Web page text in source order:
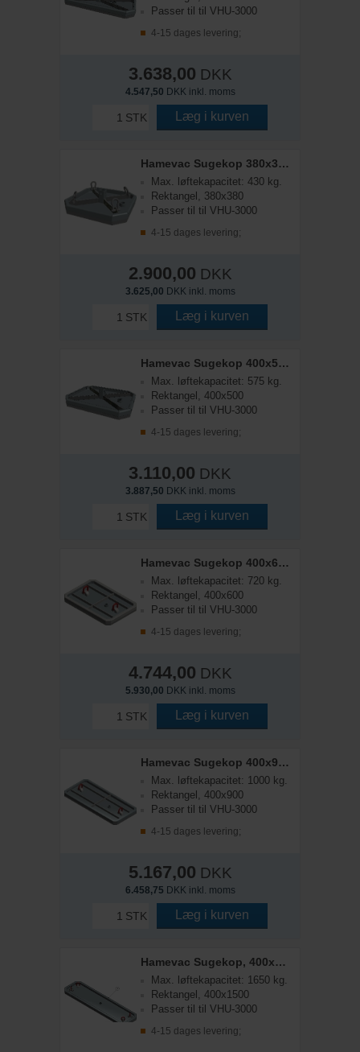
Passer til til VHU-3000
4-15 dages levering;
3.638,00 DKK
4.547,50 DKK inkl. moms
STK Læg i kurven
Hamevac Sugekop 380x380 mm, t/ VHU-3000
Max. løftekapacitet: 430 kg.
Rektangel, 380x380
Passer til til VHU-3000
4-15 dages levering;
2.900,00 DKK
3.625,00 DKK inkl. moms
STK Læg i kurven
Hamevac Sugekop 400x500 mm, t/ VHU-3000
Max. løftekapacitet: 575 kg.
Rektangel, 400x500
Passer til til VHU-3000
4-15 dages levering;
3.110,00 DKK
3.887,50 DKK inkl. moms
STK Læg i kurven
Hamevac Sugekop 400x600 mm, t/ VHU-3000
Max. løftekapacitet: 720 kg.
Rektangel, 400x600
Passer til til VHU-3000
4-15 dages levering;
4.744,00 DKK
5.930,00 DKK inkl. moms
STK Læg i kurven
Hamevac Sugekop 400x900 mm, t/ VHU-3000
Max. løftekapacitet: 1000 kg.
Rektangel, 400x900
Passer til til VHU-3000
4-15 dages levering;
5.167,00 DKK
6.458,75 DKK inkl. moms
STK Læg i kurven
Hamevac Sugekop, 400x1500mm, t/ VHU-3000
Max. løftekapacitet: 1650 kg.
Rektangel, 400x1500
Passer til til VHU-3000
4-15 dages levering;